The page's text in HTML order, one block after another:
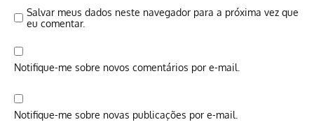
Salvar meus dados neste navegador para a próxima vez que
eu comentar.
Notifique-me sobre novos comentários por e-mail.
Notifique-me sobre novas publicações por e-mail.